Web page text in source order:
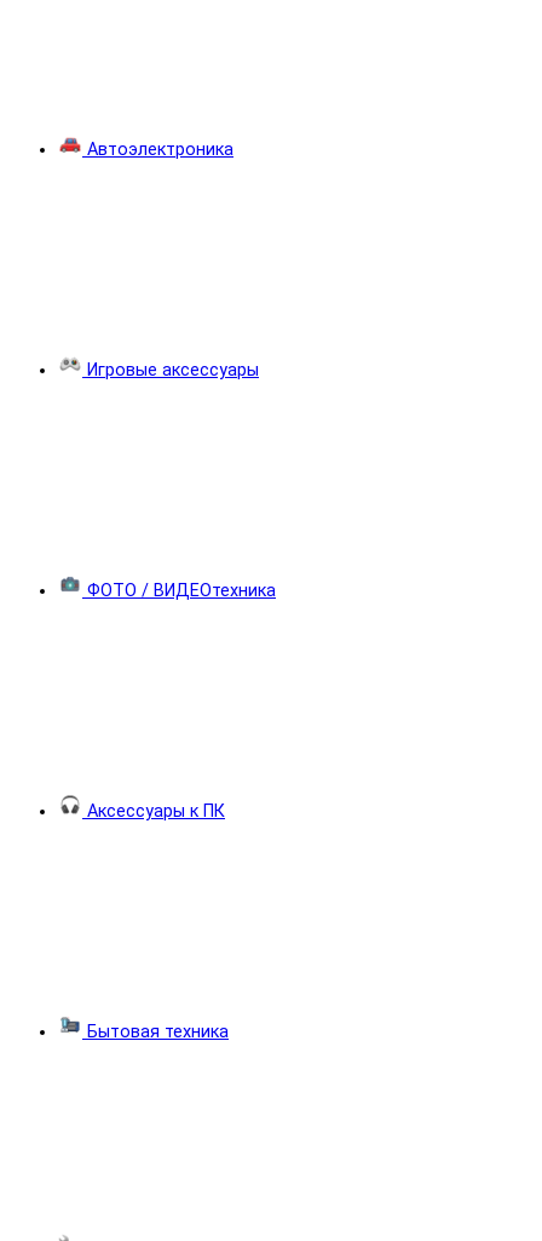
Автоэлектроника
Игровые аксессуары
ФОТО / ВИДЕОтехника
Аксессуары к ПК
Бытовая техника